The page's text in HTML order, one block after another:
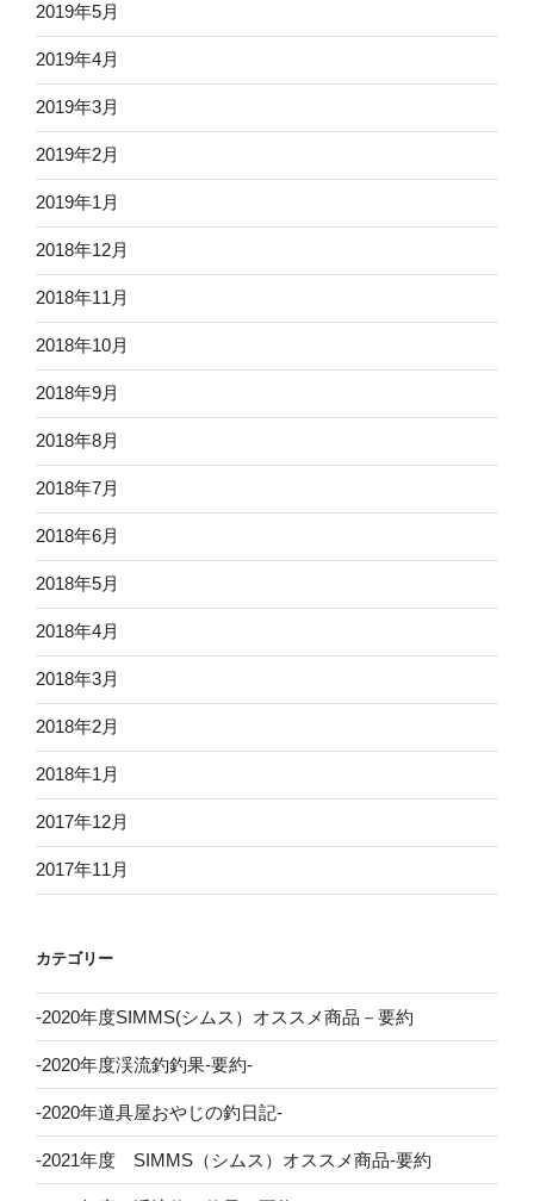
2019年5月
2019年4月
2019年3月
2019年2月
2019年1月
2018年12月
2018年11月
2018年10月
2018年9月
2018年8月
2018年7月
2018年6月
2018年5月
2018年4月
2018年3月
2018年2月
2018年1月
2017年12月
2017年11月
カテゴリー
-2020年度SIMMS(シムス）オススメ商品－要約
-2020年度渓流釣釣果-要約-
-2020年道具屋おやじの釣日記-
-2021年度 SIMMS（シムス）オススメ商品-要約